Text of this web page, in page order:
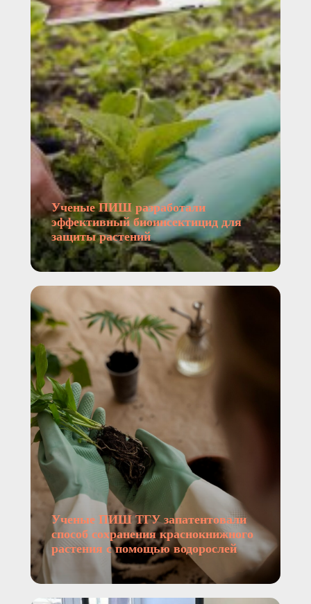
Ученые ПИШ разработали
эффективный биоинсектицид для
защиты растений
Ученые ПИШ ТГУ запатентовали
способ сохранения краснокнижного
растения с помощью водорослей